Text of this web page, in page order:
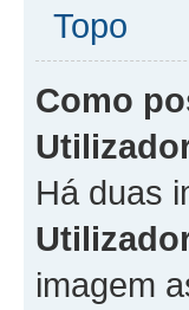
Topo
Como
Há duas
imagem